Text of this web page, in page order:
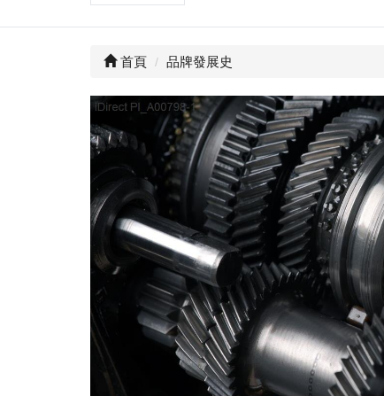
首頁 品牌發展史